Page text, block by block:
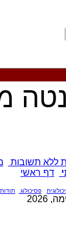
ללא תשובות
דף ראשי
פסיכולוג תודות
2026